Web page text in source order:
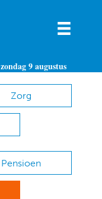
zondag 9 augustus
Zorg
Pensioen